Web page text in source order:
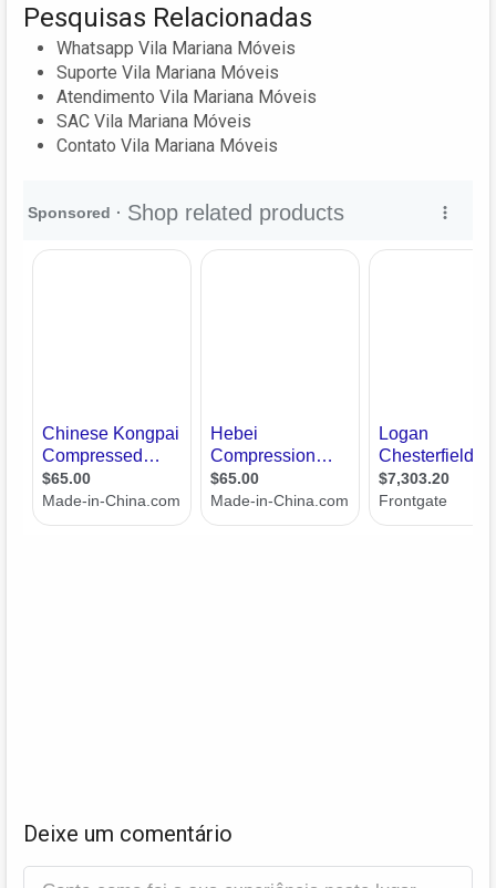
Pesquisas Relacionadas
Whatsapp Vila Mariana Móveis
Suporte Vila Mariana Móveis
Atendimento Vila Mariana Móveis
SAC Vila Mariana Móveis
Contato Vila Mariana Móveis
Deixe um comentário